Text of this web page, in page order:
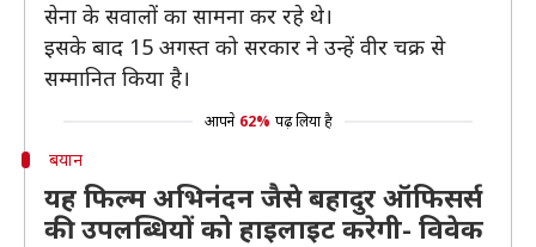
सेना के सवालों का सामना कर रहे थे।
इसके बाद 15 अगस्त को सरकार ने उन्हें वीर चक्र से
सम्मानित किया है।
आपने 62% पढ़ लिया है
बयान
यह फिल्म अभिनंदन जैसे बहादुर ऑफिसर्स
की उपलब्धियों को हाइलाइट करेगी- विवेक